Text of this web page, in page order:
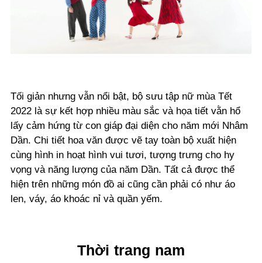
Tối giản nhưng vẫn nổi bật, bộ sưu tập nữ mùa Tết
2022 là sự kết hợp nhiều màu sắc và họa tiết vằn hổ
lấy cảm hứng từ con giáp đại diện cho năm mới Nhâm
Dần. Chi tiết hoa văn được vẽ tay toàn bộ xuất hiện
cùng hình in hoạt hình vui tươi, tượng trưng cho hy
vọng và năng lượng của năm Dần. Tất cả được thể
hiện trên những món đồ ai cũng cần phải có như áo
len, váy, áo khoác nỉ và quần yếm.
Thời trang nam